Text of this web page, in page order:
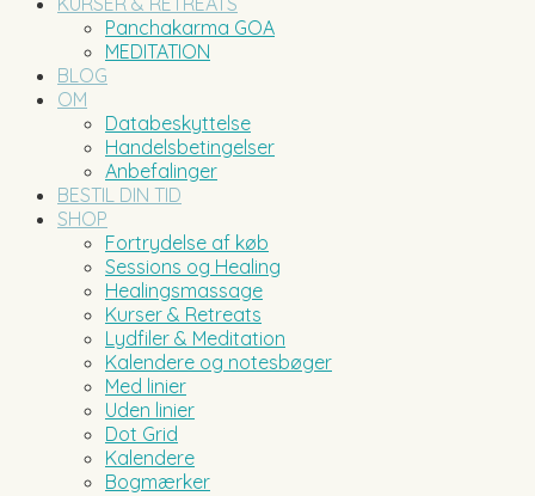
Panchakarma GOA
MEDITATION
BLOG
OM
Databeskyttelse
Handelsbetingelser
Anbefalinger
BESTIL DIN TID
SHOP
Fortrydelse af køb
Sessions og Healing
Healingsmassage
Kurser & Retreats
Lydfiler & Meditation
Kalendere og notesbøger
Med linier
Uden linier
Dot Grid
Kalendere
Bogmærker